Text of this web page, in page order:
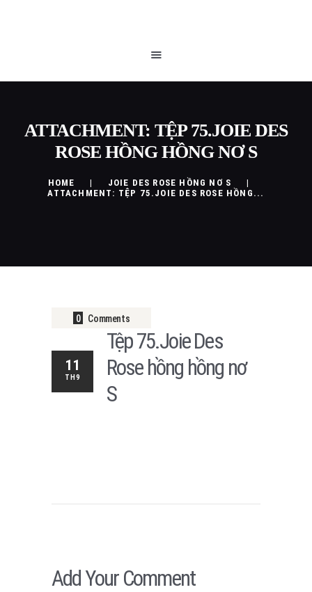
ATTACHMENT: TỆP 75.JOIE DES
ROSE HỒNG HỒNG NƠ S
HOME
JOIE DES ROSE HỒNG NƠ S
ATTACHMENT: TỆP 75.JOIE DES ROSE HỒNG...
CHÍNH SÁCH
0 Comments
11
TH9
Tệp 75.Joie Des
Rose hồng hồng nơ
S
Add Your Comment